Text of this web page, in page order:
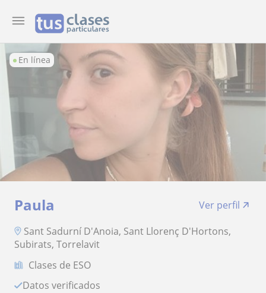
En línea
Paula
Ver perfil
Sant Sadurní D'Anoia, Sant Llorenç D'Hortons,
Subirats, Torrelavit
Clases de ESO
Datos verificados